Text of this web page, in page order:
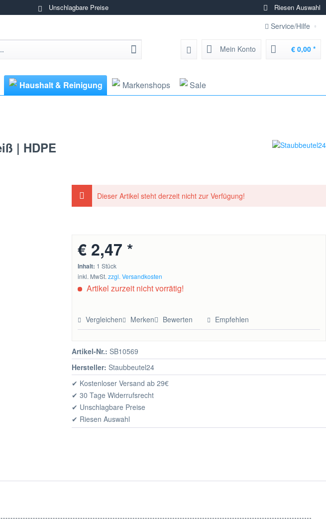
Unschlagbare Preise Riesen Auswahl
Service/Hilfe
Mein Konto € 0,00 *
Haushalt & Reinigung Markenshops Sale
| HDPE
Dieser Artikel steht derzeit nicht zur Verfügung!
€ 2,47 *
Inhalt: 1 Stück
inkl. MwSt.zzgl. Versandkosten
Artikel zurzeit nicht vorrätig!
Vergleichen Merken Bewerten Empfehlen
Artikel-Nr.: SB10569
Hersteller: Staubbeutel24
✔ Kostenloser Versand ab 29€
✔ 30 Tage Widerrufsrecht
✔ Unschlagbare Preise
✔ Riesen Auswahl